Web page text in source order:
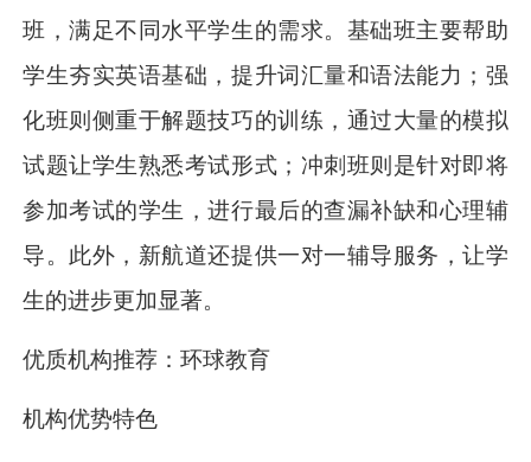
班，满足不同水平学生的需求。基础班主要帮助
学生夯实英语基础，提升词汇量和语法能力；强
化班则侧重于解题技巧的训练，通过大量的模拟
试题让学生熟悉考试形式；冲刺班则是针对即将
参加考试的学生，进行最后的查漏补缺和心理辅
导。此外，新航道还提供一对一辅导服务，让学
生的进步更加显著。
优质机构推荐：环球教育
机构优势特色